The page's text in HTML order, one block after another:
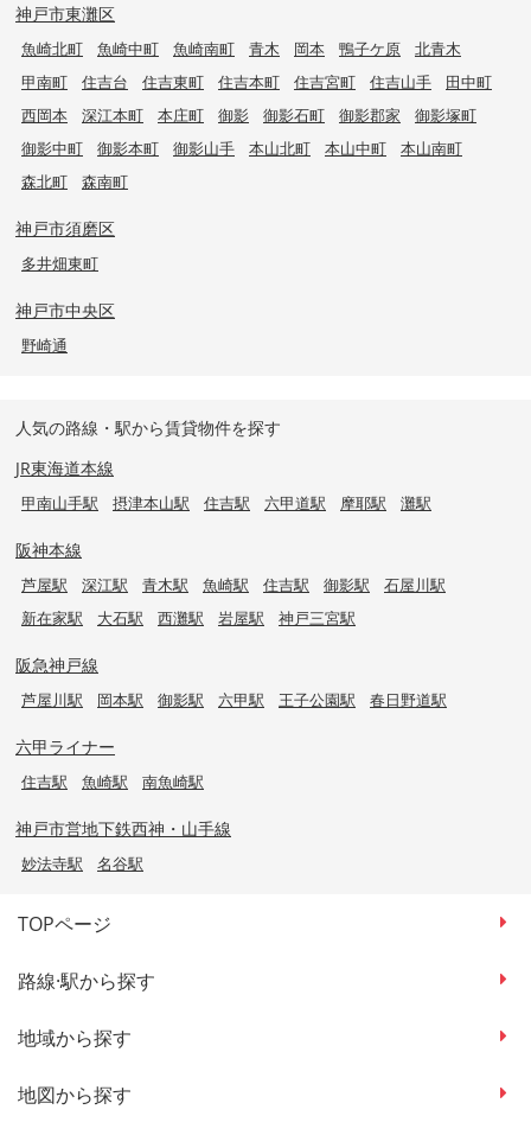
神戸市東灘区
魚崎北町 魚崎中町 魚崎南町 青木 岡本 鴨子ケ原
北青木
甲南町
住吉台 住吉東町 住吉本町 住吉宮町 住吉山手
田中町
西岡本
深江本町 本庄町 御影 御影石町 御影郡家
御影塚町
御影中町
御影本町 御影山手 本山北町 本山中町
本山南町
森北町
森南町
神戸市須磨区
多井畑東町
神戸市中央区
野崎通
人気の路線・駅から賃貸物件を探す
JR東海道本線
甲南山手駅 摂津本山駅 住吉駅 六甲道駅 摩耶駅 灘駅
阪神本線
芦屋駅 深江駅 青木駅 魚崎駅 住吉駅 御影駅
石屋川駅
新在家駅
大石駅 西灘駅 岩屋駅 神戸三宮駅
阪急神戸線
芦屋川駅 岡本駅 御影駅 六甲駅 王子公園駅 春日野道駅
六甲ライナー
住吉駅 魚崎駅 南魚崎駅
神戸市営地下鉄西神・山手線
妙法寺駅 名谷駅
TOPページ
路線·駅から探す
地域から探す
地図から探す